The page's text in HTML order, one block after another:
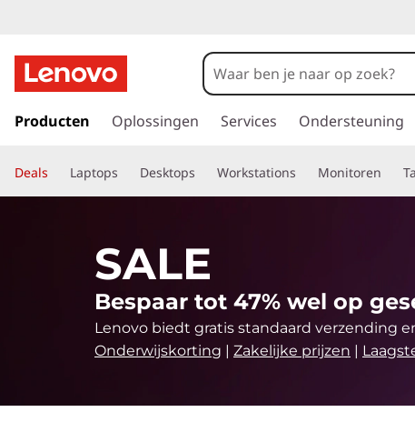
e
e
e
a
a
r
h
Producten Oplossingen Services Ondersteuning
Deals Laptops Desktops Workstations Monitoren
SALE
Bespaar tot 47% wel op
Lenovo biedt gratis standaard verzending
Onderwijskorting | Zakelijke prijzen |